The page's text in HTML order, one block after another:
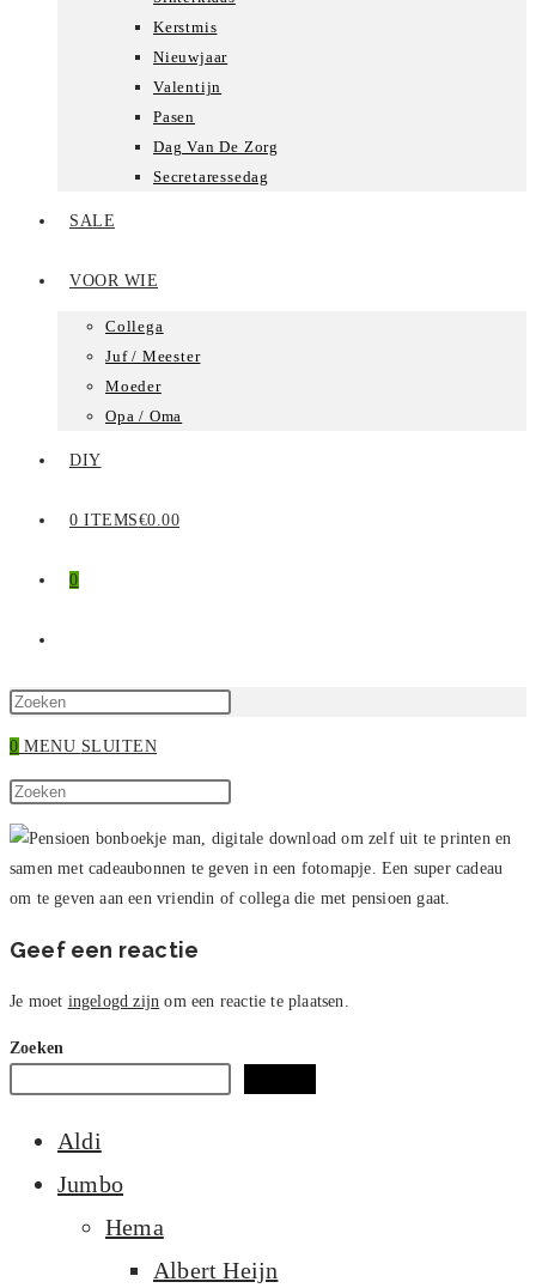
Kerstmis
Nieuwjaar
Valentijn
Pasen
Dag Van De Zorg
Secretaressedag
SALE
VOOR WIE
Collega
Juf / Meester
Moeder
Opa / Oma
DIY
0 ITEMS€0.00
0
ZOEKEN
zoekpaneel
sluiten.
0 MENU SLUITEN
Zoek
op
Escape
sluiten.
Geef een reactie
Je moet ingelogd zijn om een reactie te plaatsen.
Zoeken
Aldi
Jumbo
Hema
Albert Heijn